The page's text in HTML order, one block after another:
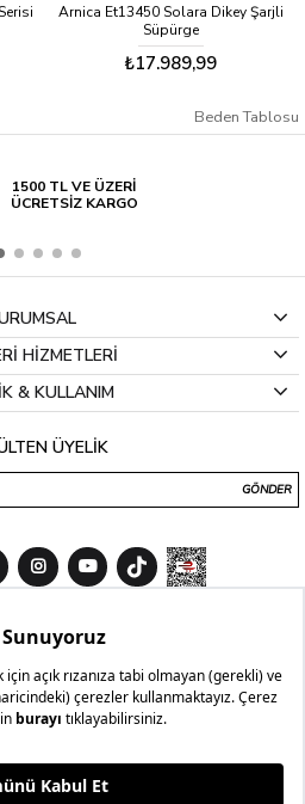
Arnica Et13450 Solara Dikey Şarjli
Süpürge
₺17.989,99
Beden Tablosu
1500 TL VE ÜZERİ
ÜCRETSİZ KARGO
HİZMETLERİ
& KULLANIM
ÜYELİK
GÖNDER